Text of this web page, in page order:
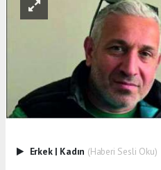
Erkek | Kadın (Haberi Sesli Oku)